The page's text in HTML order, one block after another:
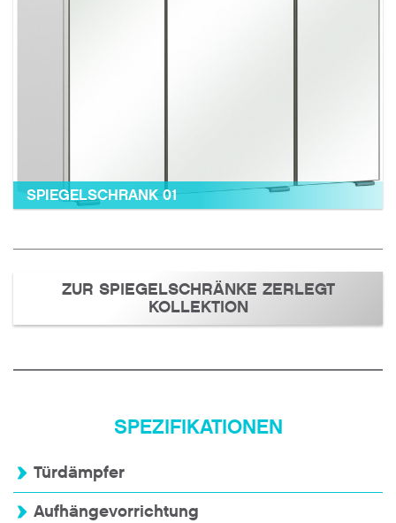
SPIEGELSCHRANK 01
ZUR SPIEGELSCHRÄNKE ZERLEGT
KOLLEKTION
SPEZIFIKATIONEN
Türdämpfer
Aufhängevorrichtung